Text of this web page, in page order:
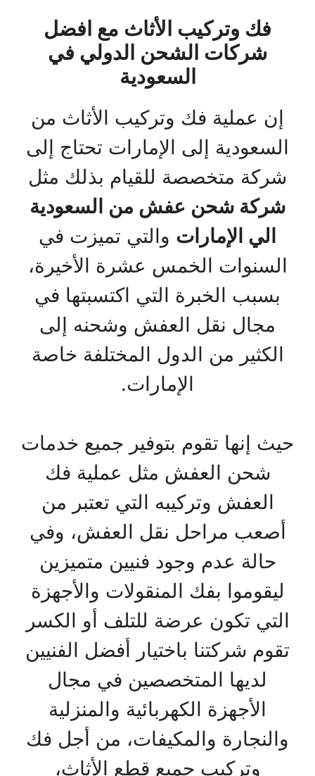
فك وتركيب الأثاث مع افضل
شركات الشحن الدولي في
السعودية
إن عملية فك وتركيب الأثاث من
السعودية إلى الإمارات تحتاج إلى
شركة متخصصة للقيام بذلك مثل
شركة شحن عفش من السعودية
الي الإمارات والتي تميزت في
السنوات الخمس عشرة الأخيرة،
بسبب الخبرة التي اكتسبتها في
مجال نقل العفش وشحنه إلى
الكثير من الدول المختلفة خاصة
الإمارات.
حيث إنها تقوم بتوفير جميع خدمات
شحن العفش مثل عملية فك
العفش وتركيبه التي تعتبر من
أصعب مراحل نقل العفش، وفي
حالة عدم وجود فنيين متميزين
ليقوموا بفك المنقولات والأجهزة
التي تكون عرضة للتلف أو الكسر
تقوم شركتنا باختيار أفضل الفنيين
لديها المتخصصين في مجال
الأجهزة الكهربائية والمنزلية
والنجارة والمكيفات، من أجل فك
وتركيب جميع قطع الأثاث،